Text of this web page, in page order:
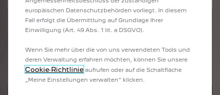
europäischen Datenschutzbehörden vorliegt. In diesem
Fall erfolgt die Übermittlung auf Grundlage Ihrer
Einwilligung (Art. 49 Abs. 1 lit. a DSGVO).
Wenn Sie mehr über die von uns verwendeten Tools und
deren Verwaltung erfahren möchten, können Sie unsere
Cookie‑Richtlinieaufrufen oder auf die Schaltfläche
„Meine Einstellungen verwalten“ klicken.